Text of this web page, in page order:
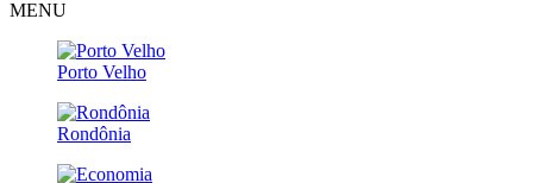
MENU
Porto Velho
Rondônia